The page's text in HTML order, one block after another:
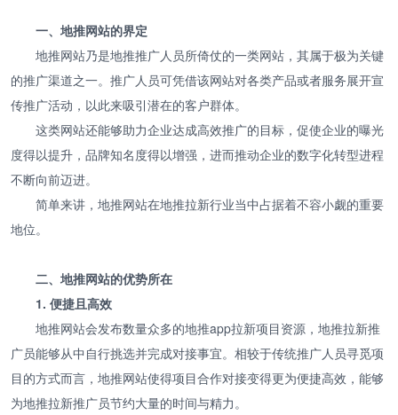
一、地推网站的界定
地推网站乃是地推推广人员所倚仗的一类网站，其属于极为关键
的推广渠道之一。推广人员可凭借该网站对各类产品或者服务展开宣
传推广活动，以此来吸引潜在的客户群体。
这类网站还能够助力企业达成高效推广的目标，促使企业的曝光
度得以提升，品牌知名度得以增强，进而推动企业的数字化转型进程
不断向前迈进。
简单来讲，地推网站在地推拉新行业当中占据着不容小觑的重要
地位。
二、地推网站的优势所在
1. 便捷且高效
地推网站会发布数量众多的地推app拉新项目资源，地推拉新推
广员能够从中自行挑选并完成对接事宜。相较于传统推广人员寻觅项
目的方式而言，地推网站使得项目合作对接变得更为便捷高效，能够
为地推拉新推广员节约大量的时间与精力。